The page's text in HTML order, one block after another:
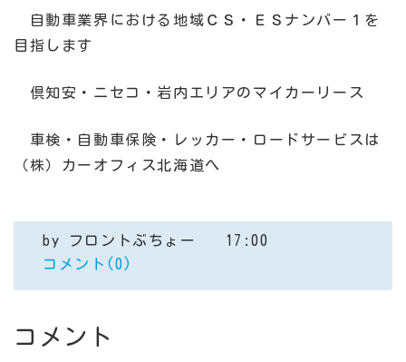
自動車業界における地域ＣＳ・ＥＳナンバー１を
目指します
倶知安・ニセコ・岩内エリアのマイカーリース
車検・自動車保険・レッカー・ロードサービスは
（株）カーオフィス北海道へ
by フロントぶちょー
17:00
コメント(0)
コメント